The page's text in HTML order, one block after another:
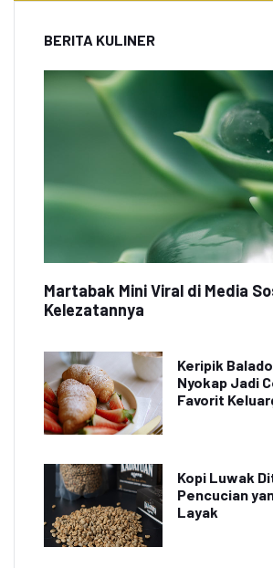
BERITA KULINER
Martabak Mini Viral di Media
Kelezatannya
Keripik
Nyokap Jadi
Favorit
Kopi Luwak
Pencucian
Layak